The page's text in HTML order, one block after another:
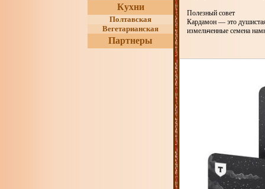
Кухни
Полтавская
Вегетарианская
Партнеры
Полезный совет
Кардамон — это
измельченные семена